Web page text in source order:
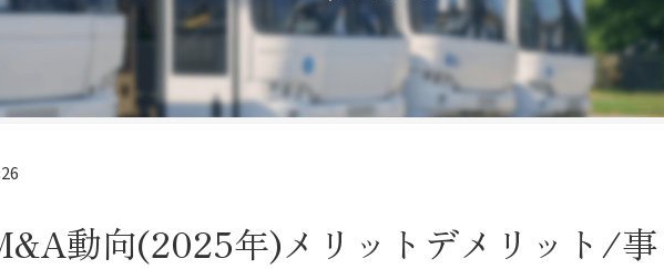
動向(2025年)メリットデメリット/事